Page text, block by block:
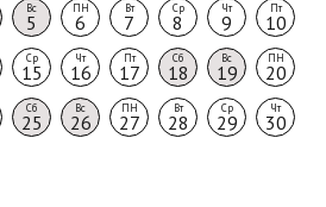
Вс
5
ПН
6
Вт
7
Ср
8
Чт
9
Пт
10
Ср
15
Чт
16
Пт
17
Сб
18
Вс
19
ПН
20
Сб
25
Вс
26
ПН
27
Вт
28
Ср
29
Чт
30